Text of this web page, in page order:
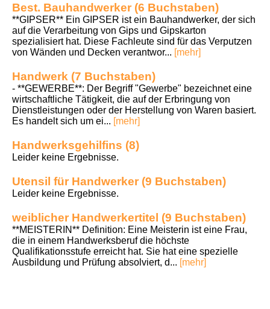
Best. Bauhandwerker (6 Buchstaben)
**GIPSER** Ein GIPSER ist ein Bauhandwerker, der sich
auf die Verarbeitung von Gips und Gipskarton
spezialisiert hat. Diese Fachleute sind für das Verputzen
von Wänden und Decken verantwor... [mehr]
Handwerk (7 Buchstaben)
- **GEWERBE**: Der Begriff "Gewerbe" bezeichnet eine
wirtschaftliche Tätigkeit, die auf der Erbringung von
Dienstleistungen oder der Herstellung von Waren basiert.
Es handelt sich um ei... [mehr]
Handwerksgehilfins (8)
Leider keine Ergebnisse.
Utensil für Handwerker (9 Buchstaben)
Leider keine Ergebnisse.
weiblicher Handwerkertitel (9 Buchstaben)
**MEISTERIN** Definition: Eine Meisterin ist eine Frau,
die in einem Handwerksberuf die höchste
Qualifikationsstufe erreicht hat. Sie hat eine spezielle
Ausbildung und Prüfung absolviert, d... [mehr]